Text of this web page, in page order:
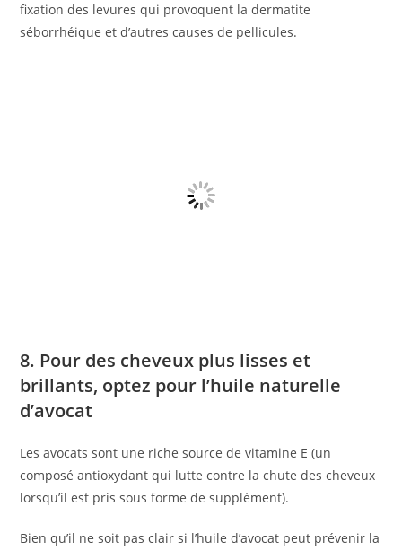
fixation des levures qui provoquent la dermatite
séborrhéique et d’autres causes de pellicules.
8. Pour des cheveux plus lisses et
brillants, optez pour l’huile naturelle
d’avocat
Les avocats sont une riche source de vitamine E (un
composé antioxydant qui lutte contre la chute des cheveux
lorsqu’il est pris sous forme de supplément).
Bien qu’il ne soit pas clair si l’huile d’avocat peut prévenir la